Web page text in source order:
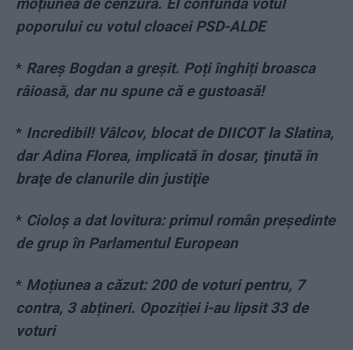
moțiunea de cenzură. El confundă votul
poporului cu votul cloacei PSD-ALDE
* Rareș Bogdan a greșit. Poți înghiți broasca
râioasă, dar nu spune că e gustoasă!
* Incredibil! Vâlcov, blocat de DIICOT la Slatina,
dar Adina Florea, implicată în dosar, ţinută în
braţe de clanurile din justiţie
* Cioloş a dat lovitura: primul român preşedinte
de grup în Parlamentul European
* Moțiunea a căzut: 200 de voturi pentru, 7
contra, 3 abțineri. Opoziției i-au lipsit 33 de
voturi